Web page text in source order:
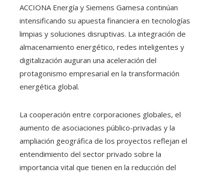
ACCIONA Energía y Siemens Gamesa continúan
intensificando su apuesta financiera en tecnologías
limpias y soluciones disruptivas. La integración de
almacenamiento energético, redes inteligentes y
digitalización auguran una aceleración del
protagonismo empresarial en la transformación
energética global.
La cooperación entre corporaciones globales, el
aumento de asociaciones público-privadas y la
ampliación geográfica de los proyectos reflejan el
entendimiento del sector privado sobre la
importancia vital que tienen en la reducción del